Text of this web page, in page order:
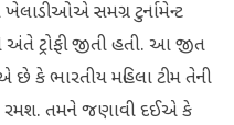
ખેલાડીઓએ સમગ્ર ટુર્નામેન્ટ
અંતે ટ્રોફી જીતી હતી. આ જીત
છે કે ભારતીય મહિલા ટીમ તેની
રમશ. તમને જણાવી દઈએ કે